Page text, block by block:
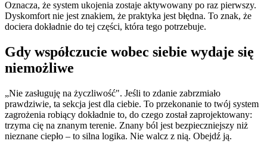
Oznacza, że system ukojenia zostaje aktywowany po raz pierwszy.
Dyskomfort nie jest znakiem, że praktyka jest błędna. To znak, że
dociera dokładnie do tej części, która tego potrzebuje.
Gdy współczucie wobec siebie wydaje się
niemożliwe
„Nie zasługuję na życzliwość". Jeśli to zdanie zabrzmiało
prawdziwie, ta sekcja jest dla ciebie. To przekonanie to twój system
zagrożenia robiący dokładnie to, do czego został zaprojektowany:
trzyma cię na znanym terenie. Znany ból jest bezpieczniejszy niż
nieznane ciepło – to silna logika. Nie walcz z nią. Obejdź ją.